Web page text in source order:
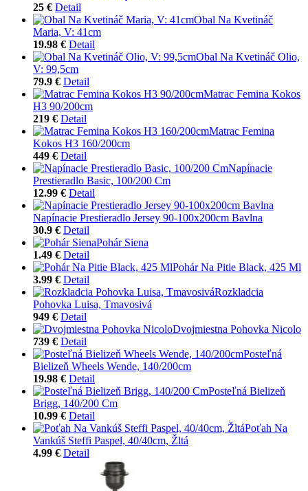
25 € Detail
Obal Na Kvetináč
Maria, V: 41cm
19.98 € Detail
Obal Na Kvetináč Olio,
V: 99,5cm
79.9 € Detail
Matrac Femina Kokos
H3 90/200cm
219 € Detail
Matrac Femina
Kokos H3 160/200cm
449 € Detail
Napínacie
Prestieradlo Basic, 100/200 Cm
12.99 € Detail
Napínacie Prestieradlo Jersey 90-100x200cm Bavlna
30.9 € Detail
Pohár Siena
1.49 € Detail
Pohár Na Pitie Black, 425 Ml
3.99 € Detail
Rozkladcia
Pohovka Luisa, Tmavosivá
949 € Detail
Dvojmiestna Pohovka Nicolo
739 € Detail
Posteľná
Bielizeň Wheels Wende, 140/200cm
19.98 € Detail
Posteľná Bielizeň
Brigg, 140/200 Cm
10.99 € Detail
Poťah Na
Vankúš Steffi Paspel, 40/40cm, Žltá
4.99 € Detail